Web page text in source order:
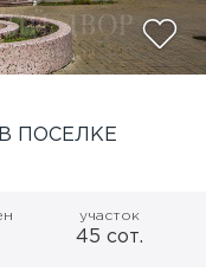
ПОСЕЛКЕ
участок
45 сот.